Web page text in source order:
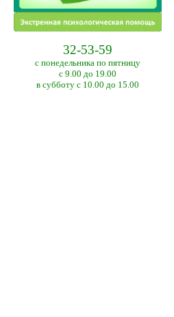
32-53-59
с понедельника по пятницу
с 9.00 до 19.00
в субботу с 10.00 до 15.00